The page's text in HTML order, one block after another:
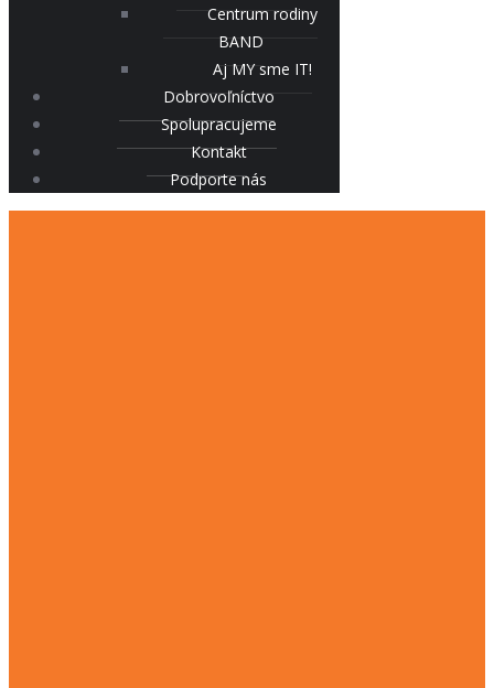
Centrum rodiny
BAND
Aj MY sme IT!
Dobrovoľníctvo
Spolupracujeme
Kontakt
Podporte nás